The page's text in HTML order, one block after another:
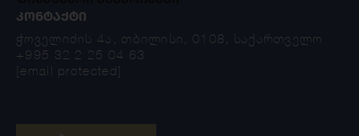
ᲙᲝᲜᲢᲐᲥᲢᲘ
ჭოველიძის 4ა, თბილისი, 0108, საქართველო
+995 32 2 25 04 63
[email protected]